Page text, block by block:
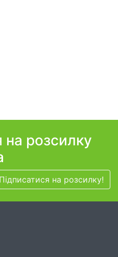
на розсилку
Підписатися на розсилку!